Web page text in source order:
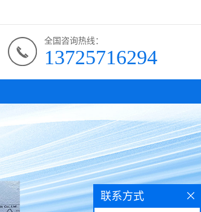
全国咨询热线：
13725716294
联系方式